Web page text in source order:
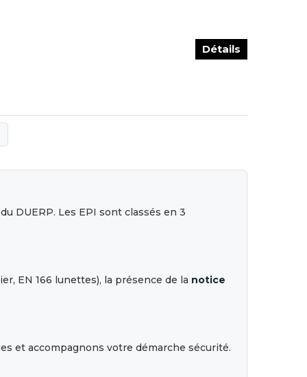
Détails
DUERP. Les EPI sont classés en 3
EN 166 lunettes), la présence de la notice
et accompagnons votre démarche sécurité.